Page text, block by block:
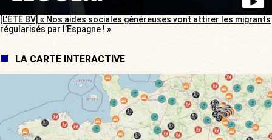
[L’ÉTÉ BV] « Nos aides sociales généreuses vont attirer les migrants
régularisés par l’Espagne ! »
LA CARTE INTERACTIVE